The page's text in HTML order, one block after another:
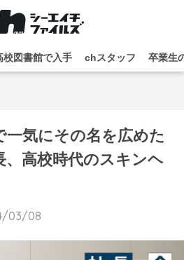
校図書館で入手 chスタッフ 卒業生
一気にその名を広めた
、高校時代のスキンヘ
03/08